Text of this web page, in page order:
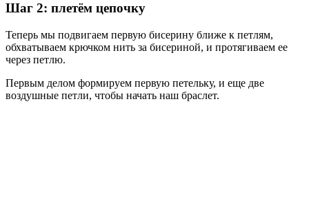
Шаг 2: плетём цепочку
Теперь мы подвигаем первую бисерину ближе к петлям,
обхватываем крючком нить за бисериной, и протягиваем ее
через петлю.
Первым делом формируем первую петельку, и еще две
воздушные петли, чтобы начать наш браслет.